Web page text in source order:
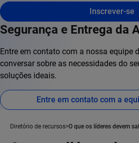
Inscrever-se
Segurança e Entrega da
Entre em contato com a nossa equipe
conversar sobre as necessidades do
soluções ideais.
Entre em contato com a
Diretório de recursos O que os líderes devem